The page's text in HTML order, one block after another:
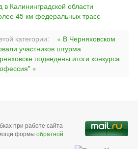
Калининградской области
45 км федеральных трасс
категории:
« В Черняховском
участников штурма
подведены итоги конкурса
»
при работе сайта
формы обратной